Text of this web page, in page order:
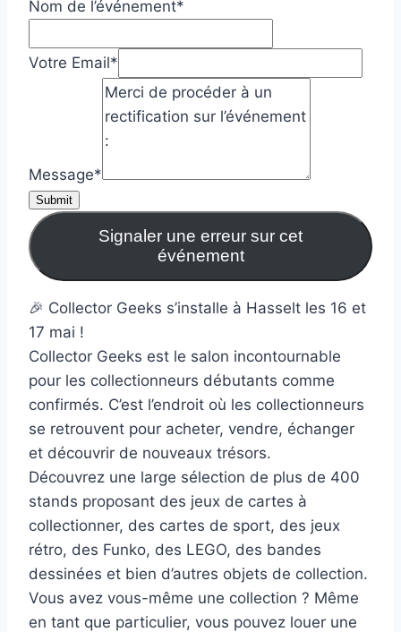
Nom de l’événement*
Votre Email*
Message*
Submit
Signaler une erreur sur cet
événement
🎉 Collector Geeks s’installe à Hasselt les 16 et
17 mai !
Collector Geeks est le salon incontournable
pour les collectionneurs débutants comme
confirmés. C’est l’endroit où les collectionneurs
se retrouvent pour acheter, vendre, échanger
et découvrir de nouveaux trésors.
Découvrez une large sélection de plus de 400
stands proposant des jeux de cartes à
collectionner, des cartes de sport, des jeux
rétro, des Funko, des LEGO, des bandes
dessinées et bien d’autres objets de collection.
Vous avez vous-même une collection ? Même
en tant que particulier, vous pouvez louer une